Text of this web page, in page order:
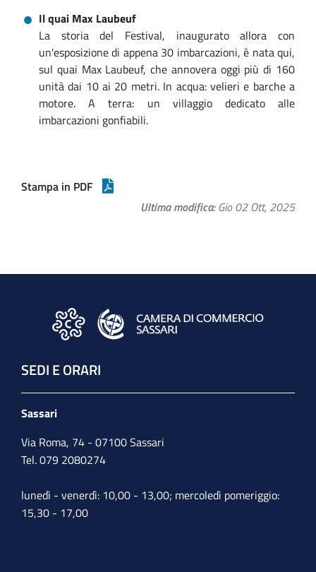
Il quai Max Laubeuf
La storia del Festival, inaugurato allora con
un'esposizione di appena 30 imbarcazioni, è nata qui,
sul quai Max Laubeuf, che annovera oggi più di 160
unità dai 10 ai 20 metri. In acqua: velieri e barche a
motore. A terra: un villaggio dedicato alle
imbarcazioni gonfiabili.
Stampa in PDF
Ultima modifica Gio 02 Ott, 2025
SEDI E ORARI
Sassari
Via Roma, 74 - 07100 Sassari
Tel. 079 2080274
lunedì - venerdì: 10,00 - 13,00; mercoledì pomeriggio:
15,30 - 17,00